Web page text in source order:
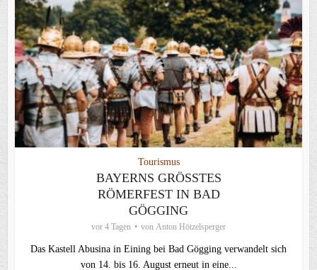
Tourismus
BAYERNS GRÖSSTES R
ÖMERFEST IN BAD G
ÖGGING
vor 4 Tagen von Anton Hötzelsperger
Das Kastell Abusina in Eining bei Bad Gögging verwandelt sich
von 14. bis 16. August erneut in eine...